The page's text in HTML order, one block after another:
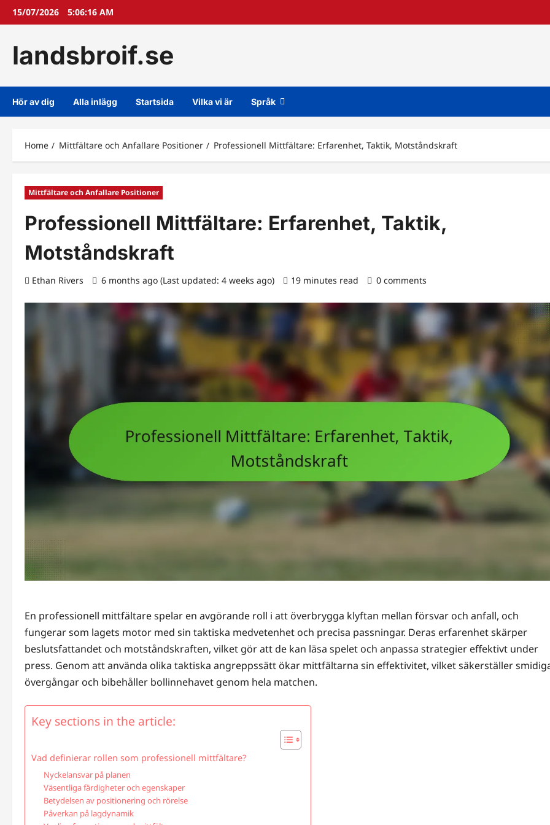
Skip15/07/2026 5:06:17 AM
landsbroif.se
Hör av dig Alla inlägg Startsida Vilka vi är Språk
Home Mittfältare och Anfallare Positioner Professionell Mittfältare: Erfarenhet, Taktik, Motståndskraft
Mittfältare och Anfallare Positioner
Professionell Mittfältare: Erfarenhet, Taktik,
Motståndskraft
Ethan Rivers 6 months ago (Last updated: 4 weeks ago) 19 minutes read 0 comments
En professionell mittfältare spelar en avgörande roll i att överbrygga klyftan mellan försvar och anfall, och
fungerar som lagets motor med sin taktiska medvetenhet och precisa passningar. Deras erfarenhet skärper
beslutsfattandet och motståndskraften, vilket gör att de kan läsa spelet och anpassa strategier effektivt under
press. Genom att använda olika taktiska angreppssätt ökar mittfältarna sin effektivitet, vilket säkerställer
övergångar och bibehåller bollinnehavet genom hela matchen.
Key sections in the article:
Vad definierar rollen som professionell mittfältare?
Nyckelansvar på planen
Väsentliga färdigheter och egenskaper
Betydelsen av positionering och rörelse
Påverkan på lagdynamik